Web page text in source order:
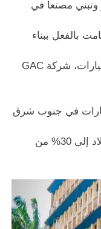
وتبني مصنعا في
بالفعل ببناء
شركة وال موتورز، شركة شانجان للسيارات، شركة GAC
في جنوب شرق
زيادة إنتاج السيارات الكهربائية في البلاد إلى 30% من